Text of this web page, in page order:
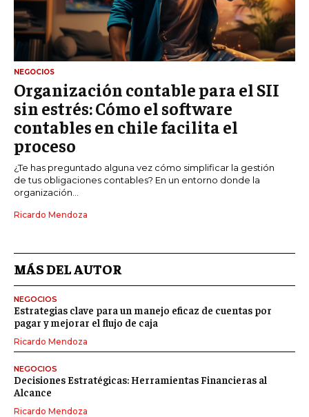
NEGOCIOS
Organización contable para el SII
sin estrés: Cómo el software
contables en chile facilita el
proceso
¿Te has preguntado alguna vez cómo simplificar la gestión
de tus obligaciones contables? En un entorno donde la
organización...
Ricardo Mendoza
MÁS DEL AUTOR
NEGOCIOS
Estrategias clave para un manejo eficaz de cuentas por
pagar y mejorar el flujo de caja
Ricardo Mendoza
NEGOCIOS
Decisiones Estratégicas: Herramientas Financieras al
Alcance
Ricardo Mendoza